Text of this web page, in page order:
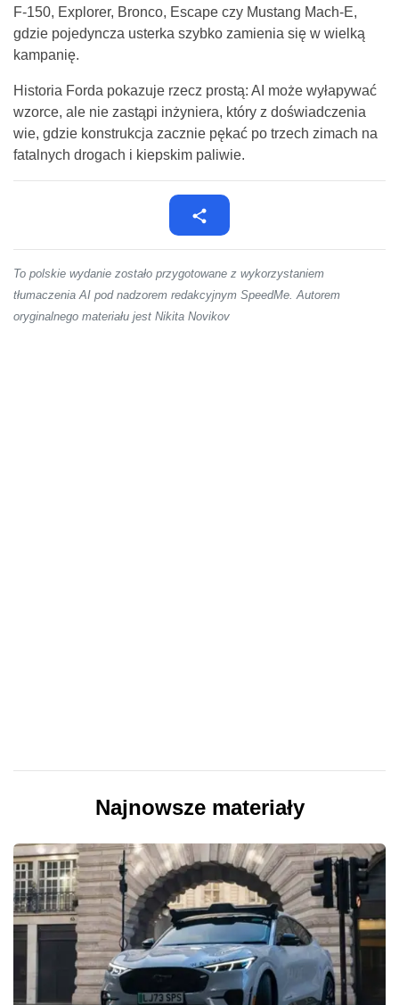
F-150, Explorer, Bronco, Escape czy Mustang Mach-E,
gdzie pojedyncza usterka szybko zamienia się w wielką
kampanię.
Historia Forda pokazuje rzecz prostą: AI może wyłapywać
wzorce, ale nie zastąpi inżyniera, który z doświadczenia
wie, gdzie konstrukcja zacznie pękać po trzech zimach na
fatalnych drogach i kiepskim paliwie.
To polskie wydanie zostało przygotowane z wykorzystaniem
tłumaczenia AI pod nadzorem redakcyjnym SpeedMe. Autorem
oryginalnego materiału jest Nikita Novikov
Najnowsze materiały